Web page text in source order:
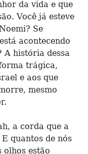
da vida e que
Você já esteve
Se
acontecendo
A história dessa
trágica,
e aos que
mesmo
a corda que a
quantos de nós
olhos estão